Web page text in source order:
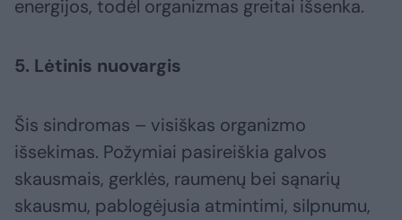
energijos, todėl organizmas greitai išsenka.
5. Lėtinis nuovargis
Šis sindromas – visiškas organizmo
išsekimas. Požymiai pasireiškia galvos
skausmais, gerklės, raumenų bei sąnarių
skausmu, pablogėjusia atmintimi, silpnumu,